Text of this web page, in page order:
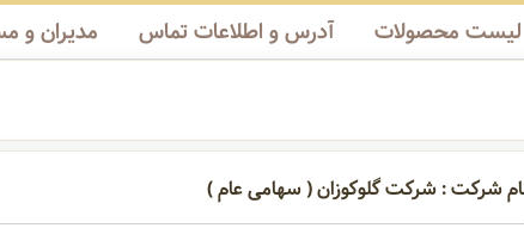
لیست محصولات آدرس و اطلاعات تماس مدیران و
شرکت : شرکت گلوکوزان ( سهامی عام )